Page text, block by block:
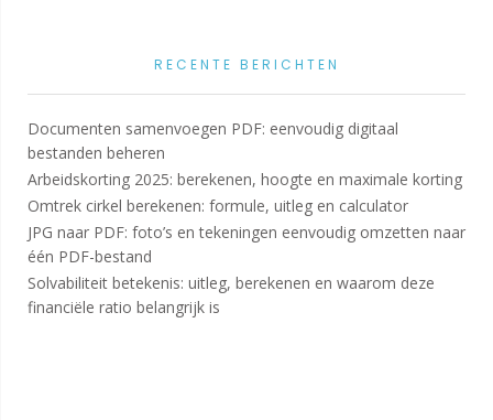
RECENTE BERICHTEN
Documenten samenvoegen PDF: eenvoudig digitaal
bestanden beheren
Arbeidskorting 2025: berekenen, hoogte en maximale korting
Omtrek cirkel berekenen: formule, uitleg en calculator
JPG naar PDF: foto’s en tekeningen eenvoudig omzetten naar
één PDF-bestand
Solvabiliteit betekenis: uitleg, berekenen en waarom deze
financiële ratio belangrijk is